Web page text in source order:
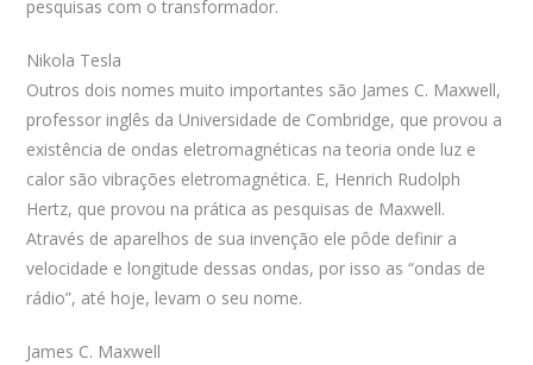
pesquisas com o transformador.
Nikola Tesla
Outros dois nomes muito importantes são James C. Maxwell,
professor inglês da Universidade de Combridge, que provou a
existência de ondas eletromagnéticas na teoria onde luz e
calor são vibrações eletromagnética. E, Henrich Rudolph
Hertz, que provou na prática as pesquisas de Maxwell.
Através de aparelhos de sua invenção ele pôde definir a
velocidade e longitude dessas ondas, por isso as “ondas de
rádio”, até hoje, levam o seu nome.
James C. Maxwell